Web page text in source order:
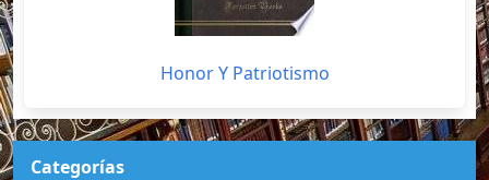
Honor Y Patriotismo
Categorías